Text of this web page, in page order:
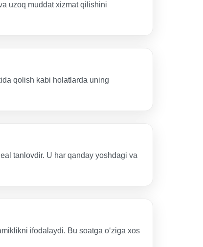
uzoq muddat xizmat qilishini
qolish kabi holatlarda uning
tanlovdir. U har qanday yoshdagi va
ifodalaydi. Bu soatga o‘ziga xos